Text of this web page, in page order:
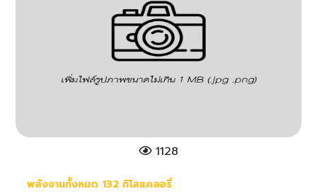
1128
พลังงานทั้งหมด 132 กิโลแคลอรี่